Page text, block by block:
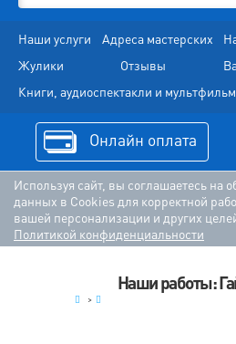
Наши услуги Адреса мастерских
Жулики
Отзывы
Книги, аудиоспектакли и
Онлайн оплата
Используя сайт, вы соглашаетесь на
данных в Cookies для корректной
вашей персонализации и других
Политикой конфиденциальности
Наши работы:
>